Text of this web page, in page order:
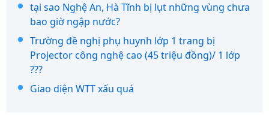
tại sao Nghệ An, Hà Tĩnh bị lụt những vùng chưa
bao giờ ngập nước?
Trường đề nghị phụ huynh lớp 1 trang bị
Projector công nghệ cao (45 triệu đồng)/ 1 lớp
???
Giao diện WTT xấu quá